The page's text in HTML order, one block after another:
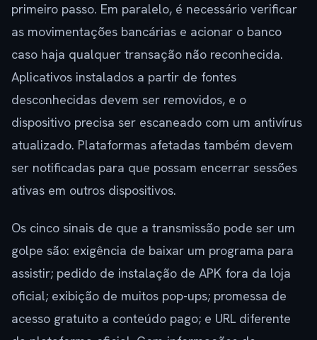
primeiro passo. Em paralelo, é necessário verificar
as movimentações bancárias e acionar o banco
caso haja qualquer transação não reconhecida.
Aplicativos instalados a partir de fontes
desconhecidas devem ser removidos, e o
dispositivo precisa ser escaneado com um antivírus
atualizado. Plataformas afetadas também devem
ser notificadas para que possam encerrar sessões
ativas em outros dispositivos.
Os cinco sinais de que a transmissão pode ser um
golpe são: exigência de baixar um programa para
assistir; pedido de instalação de APK fora da loja
oficial; exibição de muitos pop-ups; promessa de
acesso gratuito a conteúdo pago; e URL diferente